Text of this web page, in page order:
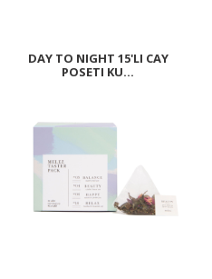
DAY TO NIGHT 15'LI CAY
POSETI KU...